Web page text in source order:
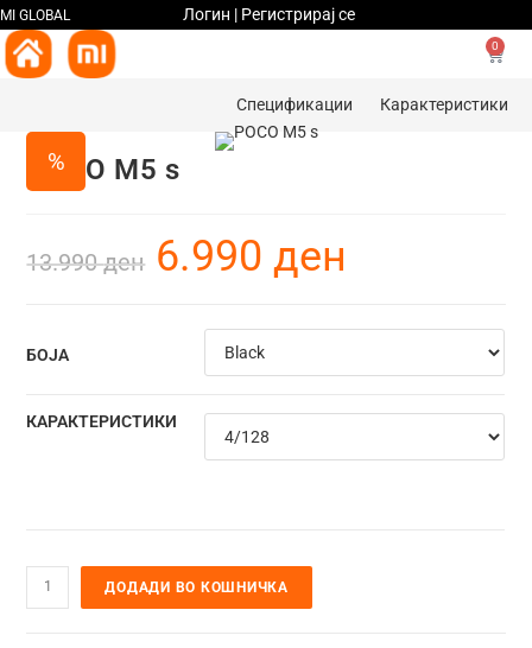
MI GLOBAL Логин | Регистрирај се
0
Спецификации Карактеристики
%
POCO M5 s
13.990ден 6.990ден
БОЈА
КАРАКТЕРИСТИКИ
ДОДАДИ ВО КОШНИЧКА